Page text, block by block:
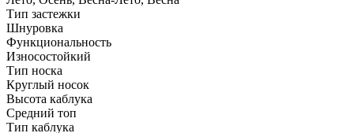
Тип застежки
Шнуровка
Функциональность
Износостойкий
Тип носка
Круглый носок
Высота каблука
Средний топ
Тип каблука